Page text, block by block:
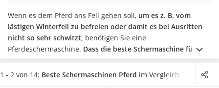
E-Bike-Dreirad
Trekkingschuhe Herren
Reisetasche mit Rollen
Klimmzugstation
Koffer
Nachtsichtgerät
Wenn es dem Pferd ans Fell gehen soll, um es z. B. vom
lästigen Winterfell zu befreien oder damit es bei Ausritten
nicht so sehr schwitzt, benötigen Sie eine
Pferdeschermaschine. Dass die beste Schermaschine für Ihr
Pferd nicht auch die teuerste sein muss,zeigt unsere
Vergleichstabelle, die auf diversen Tests im Internet basiert.
1 - 2 von 14: Beste Schermaschinen Pferd im Vergleich